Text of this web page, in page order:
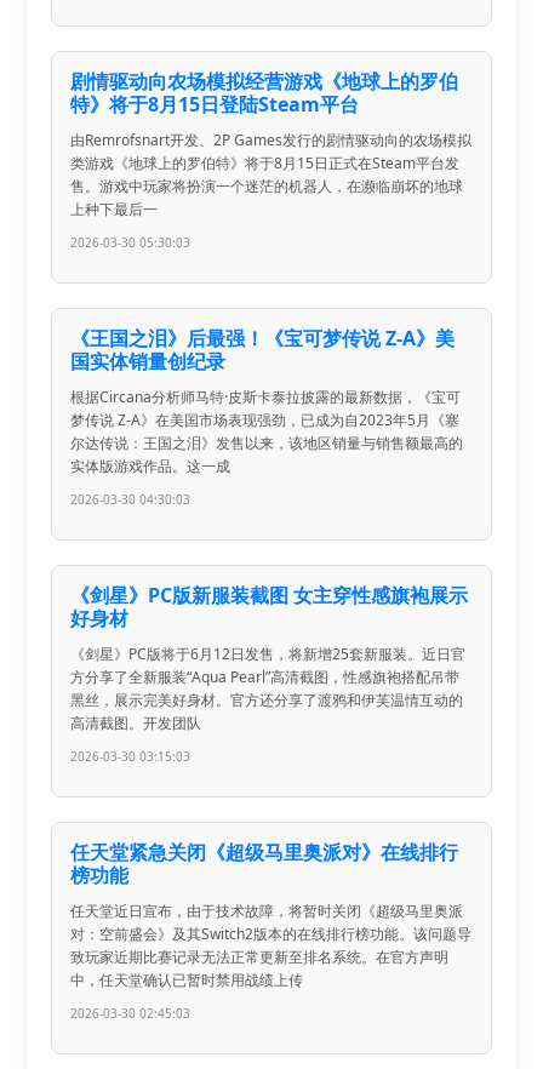
剧情驱动向农场模拟经营游戏《地球上的罗伯
特》将于8月15日登陆Steam平台
由Remrofsnart开发、2P Games发行的剧情驱动向的农场模拟
类游戏《地球上的罗伯特》将于8月15日正式在Steam平台发
售。游戏中玩家将扮演一个迷茫的机器人，在濒临崩坏的地球
上种下最后一
2026-03-30 05:30:03
《王国之泪》后最强！《宝可梦传说 Z-A》美
国实体销量创纪录
根据Circana分析师马特·皮斯卡泰拉披露的最新数据，《宝可
梦传说 Z-A》在美国市场表现强劲，已成为自2023年5月《塞
尔达传说：王国之泪》发售以来，该地区销量与销售额最高的
实体版游戏作品。这一成
2026-03-30 04:30:03
《剑星》PC版新服装截图 女主穿性感旗袍展示
好身材
《剑星》PC版将于6月12日发售，将新增25套新服装。近日官
方分享了全新服装“Aqua Pearl”高清截图，性感旗袍搭配吊带
黑丝，展示完美好身材。官方还分享了渡鸦和伊芙温情互动的
高清截图。开发团队
2026-03-30 03:15:03
任天堂紧急关闭《超级马里奥派对》在线排行
榜功能
任天堂近日宣布，由于技术故障，将暂时关闭《超级马里奥派
对：空前盛会》及其Switch2版本的在线排行榜功能。该问题导
致玩家近期比赛记录无法正常更新至排名系统。在官方声明
中，任天堂确认已暂时禁用战绩上传
2026-03-30 02:45:03